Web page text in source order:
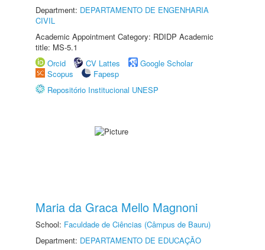
Department: DEPARTAMENTO DE ENGENHARIA
CIVIL
Academic Appointment Category: RDIDP Academic
title: MS-5.1
Orcid
CV Lattes
Google Scholar
Scopus
Fapesp
Repositório Institucional UNESP
Maria da Graca Mello Magnoni
School: Faculdade de Ciências (Câmpus de Bauru)
Department: DEPARTAMENTO DE EDUCAÇÃO